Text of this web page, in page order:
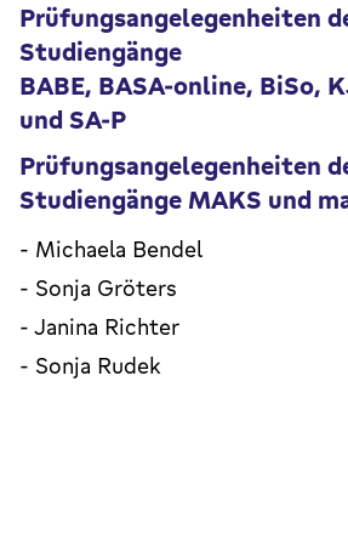
Prüfungsangelegenheiten
Studiengänge
BABE, BASA-online, BiSo,
und SA-P
Prüfungsangelegenheiten
Studiengänge MAKS und
- Michaela Bendel
- Sonja Gröters
- Janina Richter
- Sonja Rudek